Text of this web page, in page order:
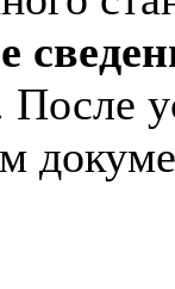
После